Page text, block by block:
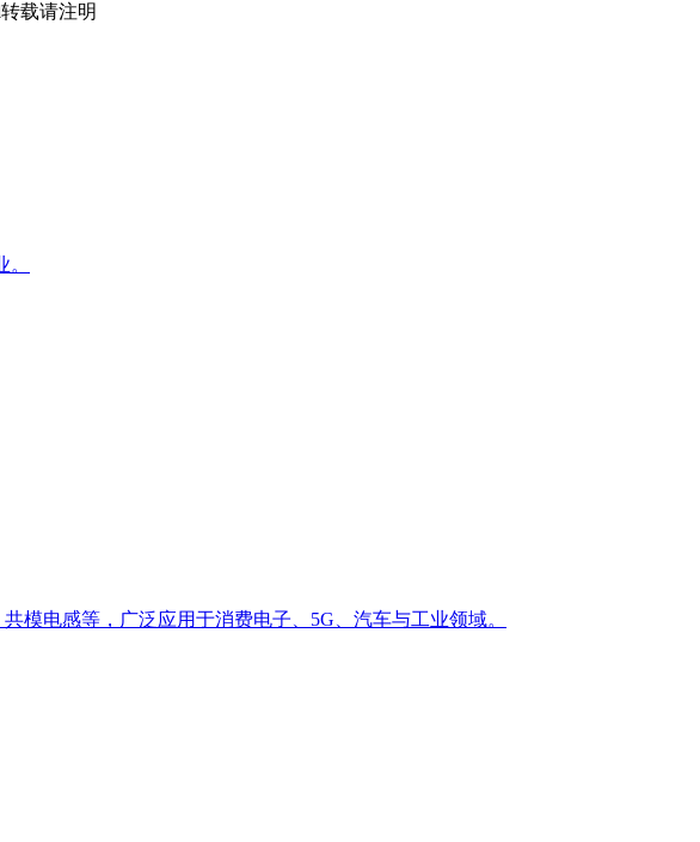
转载请注明
模电感等，广泛应用于消费电子、5G、汽车与工业领域。